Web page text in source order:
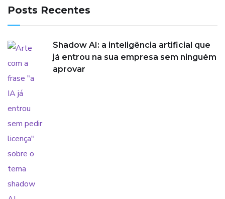
Posts Recentes
Shadow AI: a inteligência artificial que
já entrou na sua empresa sem ninguém
aprovar